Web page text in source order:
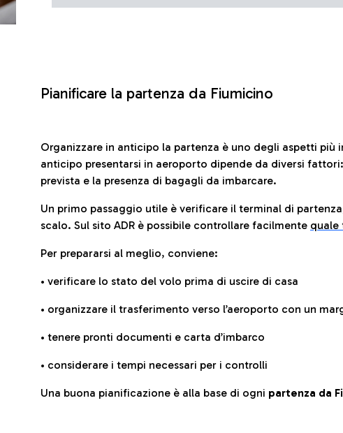
Pianificare la partenza da Fiumicino
Organizzare in anticipo la partenza è uno degli aspetti
anticipo presentarsi in aeroporto dipende da diversi
prevista e la presenza di bagagli da imbarcare.
Un primo passaggio utile è verificare il terminal di
scalo. Sul sito ADR è possibile controllare facilmente quale
Per prepararsi al meglio, conviene:
• verificare lo stato del volo prima di uscire di casa
• organizzare il trasferimento verso l’aeroporto con un
• tenere pronti documenti e carta d’imbarco
• considerare i tempi necessari per i controlli
Una buona pianificazione è alla base di ogni partenza da